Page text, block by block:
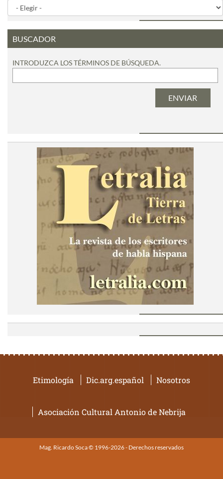
BUSCADOR
INTRODUZCA LOS TÉRMINOS DE BÚSQUEDA.
Etimología Dic.arg.español Nosotros
Asociación Cultural Antonio de Nebrija
Mag. Ricardo Soca © 1996-2026 - Derechos reservados